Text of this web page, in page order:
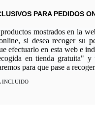
PARA PEDIDOS
mostrados en la
si desea recoger su
efectuarlo en esta web e
en tienda gratuita" y
para que pase a
INCLUIDO